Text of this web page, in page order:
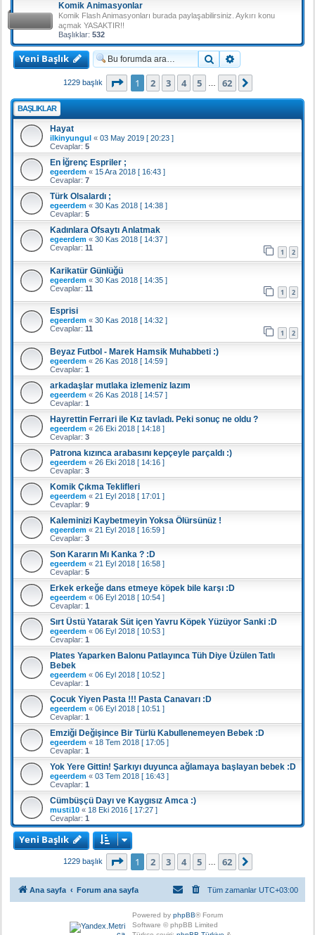
Komik Animasyonlar
Komik Flash Animasyonları burada paylaşabilirsiniz. Aykırı konu
açmak YASAKTIR!!
Başlıklar: 532
Yeni Başlık Ara
1229 başlık 1 . sayfa (Toplam62 sayfa)
1 2 3 4 5 62
BAŞLIKLAR
Hayat
ilkinyungul « 03 May 2019 [ 20:23 ]
Cevaplar: 5
En İğrenç Espriler ;
egeerdem « 15 Ara 2018 [ 16:43 ]
Cevaplar: 7
Türk Olsalardı ;
egeerdem « 30 Kas 2018 [ 14:38 ]
Cevaplar: 5
Kadınlara Ofsaytı Anlatmak
egeerdem « 30 Kas 2018 [ 14:37 ]
Cevaplar: 11 1 2
Karikatür Günlüğü
egeerdem « 30 Kas 2018 [ 14:35 ]
Cevaplar: 11 1 2
Esprisi
egeerdem « 30 Kas 2018 [ 14:32 ]
Cevaplar: 11 1 2
Beyaz Futbol - Marek Hamsik Muhabbeti :)
egeerdem « 26 Kas 2018 [ 14:59 ]
Cevaplar: 1
arkadaşlar mutlaka izlemeniz lazım
egeerdem « 26 Kas 2018 [ 14:57 ]
Cevaplar: 1
Hayrettin Ferrari ile Kız tavladı. Peki sonuç ne oldu ?
egeerdem « 26 Eki 2018 [ 14:18 ]
Cevaplar: 3
Patrona kızınca arabasını kepçeyle parçaldı :)
egeerdem « 26 Eki 2018 [ 14:16 ]
Cevaplar: 3
Komik Çıkma Teklifleri
egeerdem « 21 Eyl 2018 [ 17:01 ]
Cevaplar: 9
Kaleminizi Kaybetmeyin Yoksa Ölürsünüz !
egeerdem « 21 Eyl 2018 [ 16:59 ]
Cevaplar: 3
Son Kararın Mı Kanka ? :D
egeerdem « 21 Eyl 2018 [ 16:58 ]
Cevaplar: 5
Erkek erkeğe dans etmeye köpek bile karşı :D
egeerdem « 06 Eyl 2018 [ 10:54 ]
Cevaplar: 1
Sırt Üstü Yatarak Süt içen Yavru Köpek Yüzüyor Sanki :D
egeerdem « 06 Eyl 2018 [ 10:53 ]
Cevaplar: 1
Plates Yaparken Balonu Patlayınca Tüh Diye Üzülen Tatlı
Bebek
egeerdem « 06 Eyl 2018 [ 10:52 ]
Cevaplar: 1
Çocuk Yiyen Pasta !!! Pasta Canavarı :D
egeerdem « 06 Eyl 2018 [ 10:51 ]
Cevaplar: 1
Emziği Değişince Bir Türlü Kabullenemeyen Bebek :D
egeerdem « 18 Tem 2018 [ 17:05 ]
Cevaplar: 1
Yok Yere Gittin! Şarkıyı duyunca ağlamaya başlayan bebek :D
egeerdem « 03 Tem 2018 [ 16:43 ]
Cevaplar: 1
Cümbüşçü Dayı ve Kaygısız Amca :)
musti10 « 18 Eki 2016 [ 17:27 ]
Cevaplar: 1
Yeni Başlık
1229 başlık 1 . sayfa (Toplam62 sayfa)
1 2 3 4 5 62
Ana sayfa Forum ana sayfa Tüm zamanlar UTC+03:00
Powered by phpBB® Forum
Software © phpBB Limited